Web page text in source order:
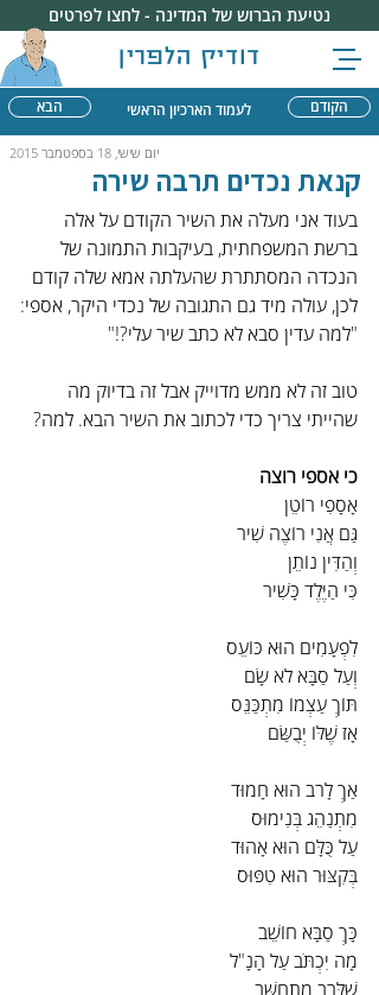
דודיק הלפרין
נטיעת הברוש של המדינה - לחצו לפרטים
הבא הקודם לעמוד הארכיון הראשי
יום שישי, 18 בספטמבר 2015
קנאת נכדים תרבה שירה
בעוד אני מעלה את השיר הקודם על אלה
ברשת המשפחתית, בעיקבות התמונה של
הנכדה המסתתרת שהעלתה אמא שלה קודם
לכן, עולה מיד גם התגובה של נכדי היקר, אספי:
"למה עדין סבא לא כתב שיר עלי?!"
טוב זה לא ממש מדוייק אבל זה בדיוק מה
שהייתי צריך כדי לכתוב את השיר הבא. למה?
כי אספי רוצה
אָסָפִי רוֹטֵן
גַּם אֲנִי רוֹצֶה שִׁיר
וְהַדִּין נוֹתֵן
כִּי הַיֶּלֶד כָּשִׁיר
לִפְעָמִים הוּא כּוֹעֵס
וְעַל סַבָּא לֹא שָׂם
תּוֹךְ עַצְמוֹ מִתְכַּנֵּס
אָז שֶׁלּוֹ יְבֻשַּׂם
אַךְ לָרֹב הוּא חָמוּד
מִתְנַהֵג בְּנִימוּס
עַל כֻּלָּם הוּא אָהוּד
בְּקִצּוּר הוּא טִפּוּס
כָּךְ סַבָּא חוֹשֵׁב
מָה יִכְתֹּב עַל הָנָ"ל
שֶׁלָּרֹב מִתְחַשֵּׁב